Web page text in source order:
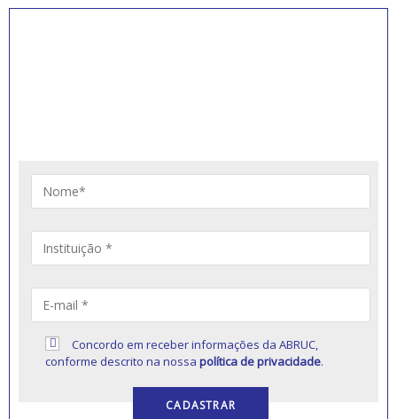
Concordo em receber informações da ABRUC,
conforme descrito na nossapolítica de privacidade.